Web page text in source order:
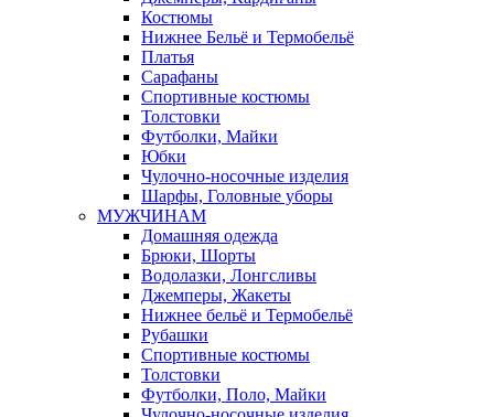
Костюмы
Нижнее Бельё и Термобельё
Платья
Сарафаны
Спортивные костюмы
Толстовки
Футболки, Майки
Юбки
Чулочно-носочные изделия
Шарфы, Головные уборы
МУЖЧИНАМ
Домашняя одежда
Брюки, Шорты
Водолазки, Лонгсливы
Джемперы, Жакеты
Нижнее бельё и Термобельё
Рубашки
Спортивные костюмы
Толстовки
Футболки, Поло, Майки